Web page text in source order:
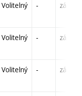
Volitelný - zá
Volitelný - zá,zk
Volitelný - zá